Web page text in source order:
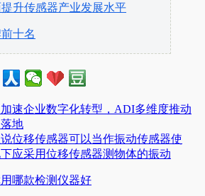
升传感器产业发展水平
十名
速企业数字化转型，ADI多维度推动
地
位移传感器可以当作振动传感器使
应采用位移传感器测物体的振动